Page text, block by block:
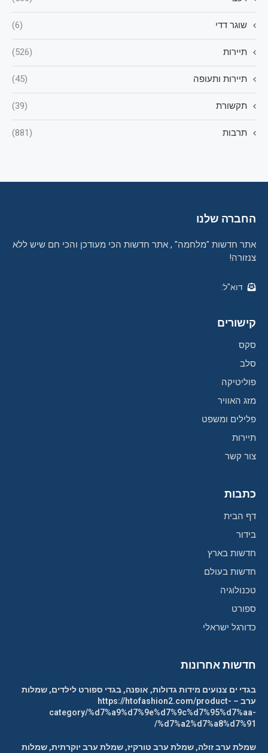
שוגר דדי (6)
תיירות (526)
תיירות ותעופה (45)
תקשורת (39)
תרבות (881)
החברה שלנו
אתר חדשות "מלחמה" , אתר חדשות הכי מעודכן והכי חם שיש ללא
צנזורה!
דוא"ל:
קישורים
סקס
סלב
פוליטיקה
מזג האוויר
פלילים ומשפט
תיירות
צור קשר
כתבות
דף הבית
בידור
חדשות בארץ
חדשות בעולם
טכנולוגיה
ספורט
כדורגל ישראלי
חדשות אחרונות
בגדי ים צנועים מידות גדולות, אופנה, בגדי ספורט לילדים, שמלות
ערב – https://htofashion2.com/product-
category/%d7%a9%d7%9e%d7%9c%d7%95%d7%aa-
%d7%a2%d7%a8%d7%91/
שמלת ערב זולה, שמלת ערב טורקיז, שמלת ערב יוקרתית, שמלות